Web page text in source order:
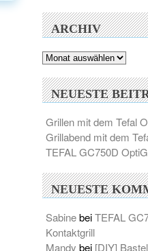
ARCHIV
Archiv
NEUESTE
Grillen mit dem Tefal
Grillabend mit dem
TEFAL GC750D
NEUESTE
SabinebeiTEFAL
Kontaktgrill
Mandy bei [DIY]